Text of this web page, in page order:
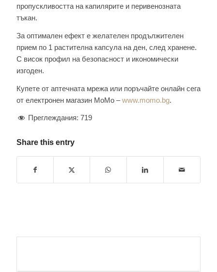
пропускливостта на капилярите и перивенозната
тъкан.
За оптимален ефект е желателен продължителен
прием по 1 растителна капсула на ден, след хранене.
С висок профил на безопасност и икономически
изгоден.
Купете от аптечната мрежа или поръчайте онлайн сега
от електронен магазин МоМо –www.momo.bg.
Преглеждания: 719
Share this entry